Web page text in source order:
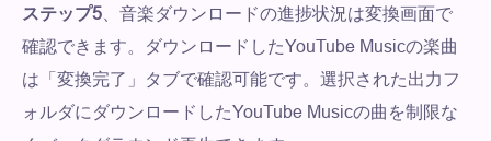
ステップ5 、音楽ダウンロードの進捗状況は変換画面で
確認できます。ダウンロードしたYouTube Musicの楽曲
は「変換完了」タブで確認可能です。選択された出力フ
ォルダにダウンロードしたYouTube Musicの曲を制限な